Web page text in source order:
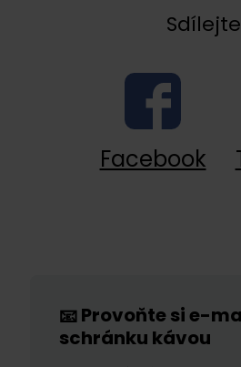
Sdílejte
Facebook
📧Provoňte si e-
schránku kávou